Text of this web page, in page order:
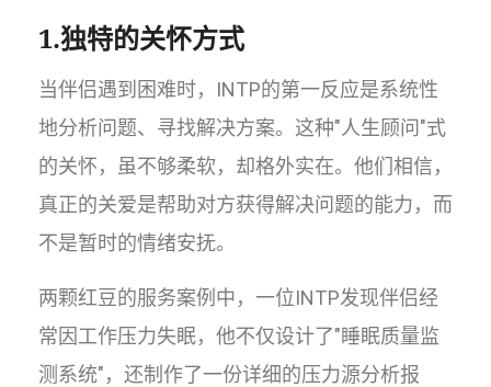
1.独特的关怀方式
当伴侣遇到困难时，INTP的第一反应是系统性
地分析问题、寻找解决方案。这种"人生顾问"式
的关怀，虽不够柔软，却格外实在。他们相信，
真正的关爱是帮助对方获得解决问题的能力，而
不是暂时的情绪安抚。
两颗红豆的服务案例中，一位INTP发现伴侣经
常因工作压力失眠，他不仅设计了"睡眠质量监
测系统"，还制作了一份详细的压力源分析报